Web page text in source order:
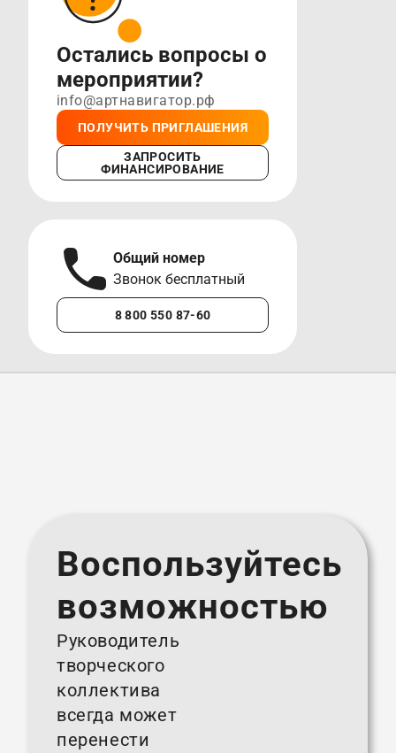
Остались вопросы о
мероприятии?
info@артнавигатор.рф
ПОЛУЧИТЬ ПРИГЛАШЕНИЯ
ЗАПРОСИТЬ
ФИНАНСИРОВАНИЕ
Общий номер
Звонок бесплатный
8 800 550 87-60
Воспользуйтесь
возможностью
Руководитель
творческого
коллектива
всегда может
перенести